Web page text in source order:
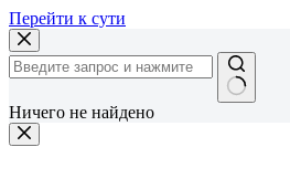
Перейти к сути
Ничего не найдено